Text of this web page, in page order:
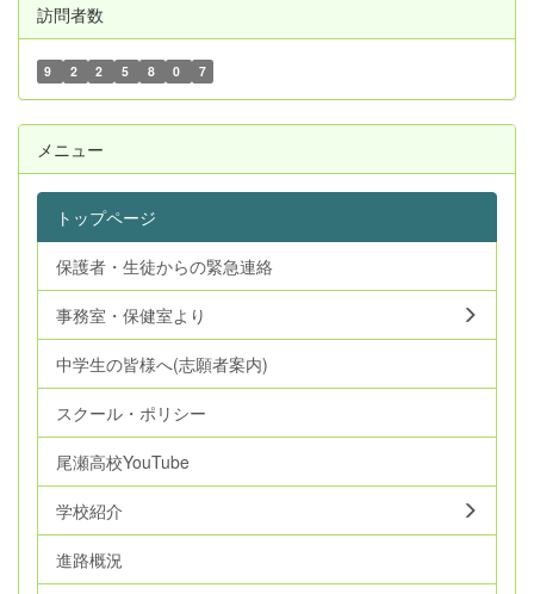
訪問者数
9 2 2 5 8 0 7
メニュー
トップページ
保護者・生徒からの緊急連絡
事務室・保健室より
中学生の皆様へ(志願者案内)
スクール・ポリシー
尾瀬高校YouTube
学校紹介
進路概況